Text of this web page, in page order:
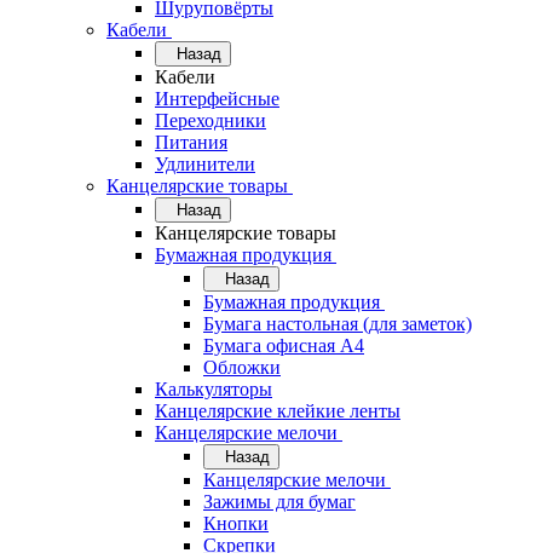
Шуруповёрты
Кабели
Назад
Кабели
Интерфейсные
Переходники
Питания
Удлинители
Канцелярские товары
Назад
Канцелярские товары
Бумажная продукция
Назад
Бумажная продукция
Бумага настольная (для заметок)
Бумага офисная А4
Обложки
Калькуляторы
Канцелярские клейкие ленты
Канцелярские мелочи
Назад
Канцелярские мелочи
Зажимы для бумаг
Кнопки
Скрепки